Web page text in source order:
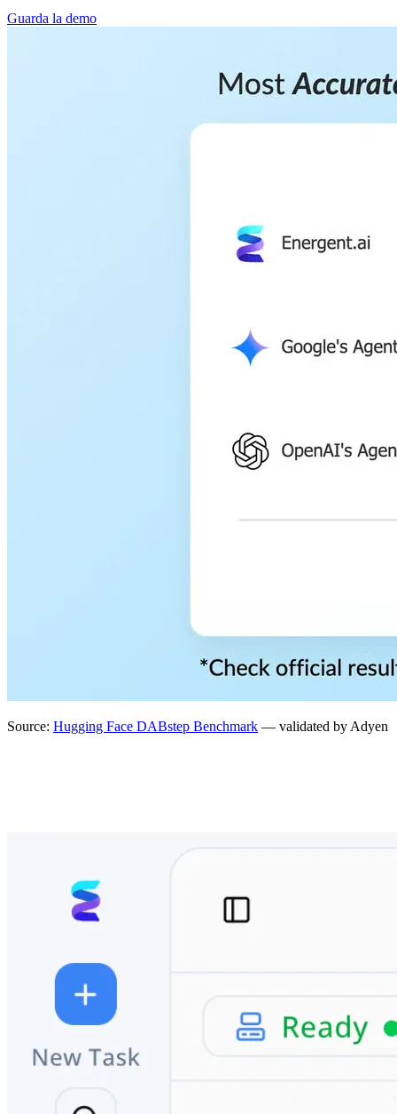
Guarda la demo
Source: Hugging Face DABstep Benchmark — validated by Adyen